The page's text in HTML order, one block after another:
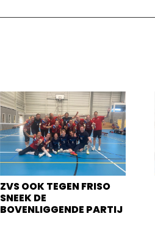
ZVS OOK TEGEN FRISO
SNEEK DE
BOVENLIGGENDE PARTIJ